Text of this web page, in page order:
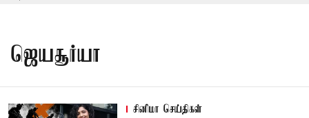
ஜெயசூர்யா
சினிமா செய்திகள்